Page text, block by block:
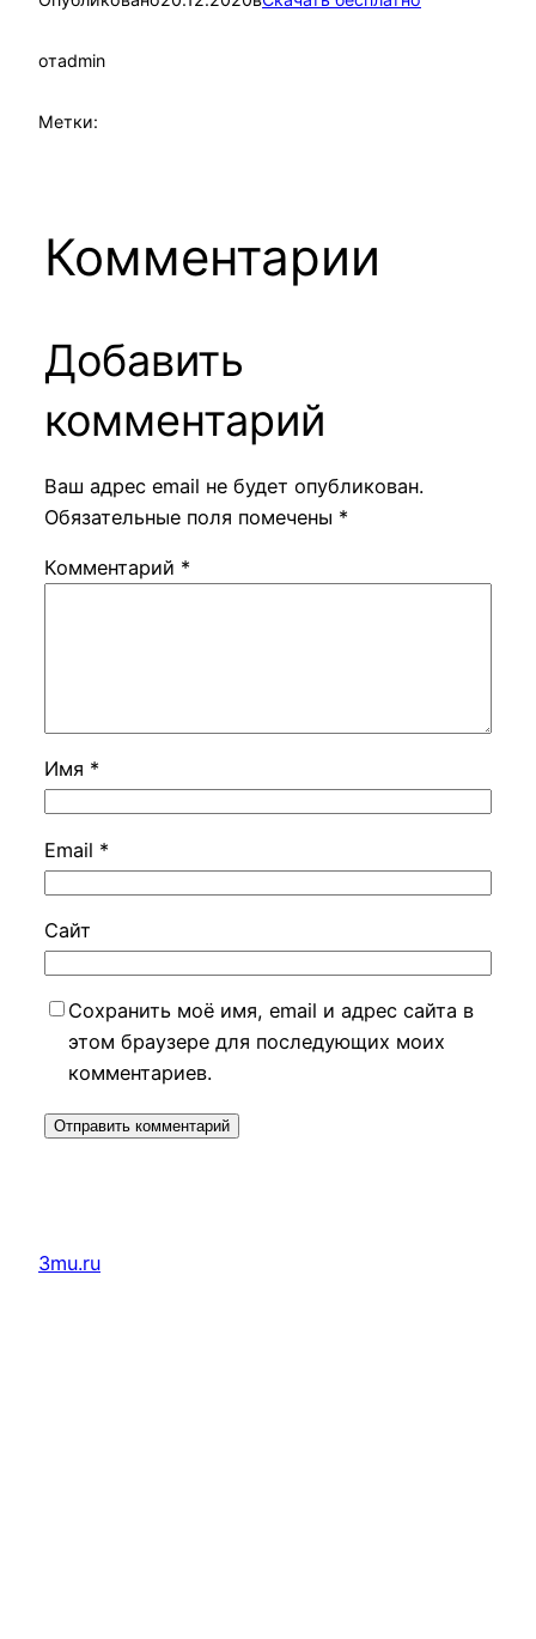
отadmin
Метки:
Комментарии
Добавить
комментарий
Ваш адрес email не будет опубликован.
Обязательные поля помечены *
Комментарий *
Имя *
Email *
Сайт
Сохранить моё имя, email и адрес сайта в
этом браузере для последующих моих
комментариев.
3mu.ru